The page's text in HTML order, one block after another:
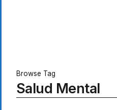
Browse Tag
Salud Mental